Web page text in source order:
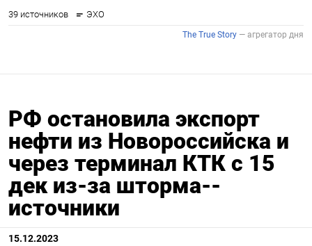
РФ остановила экспорт
нефти из Новороссийска и
через терминал КТК с 15
дек из-за шторма--
источники
15.12.2023